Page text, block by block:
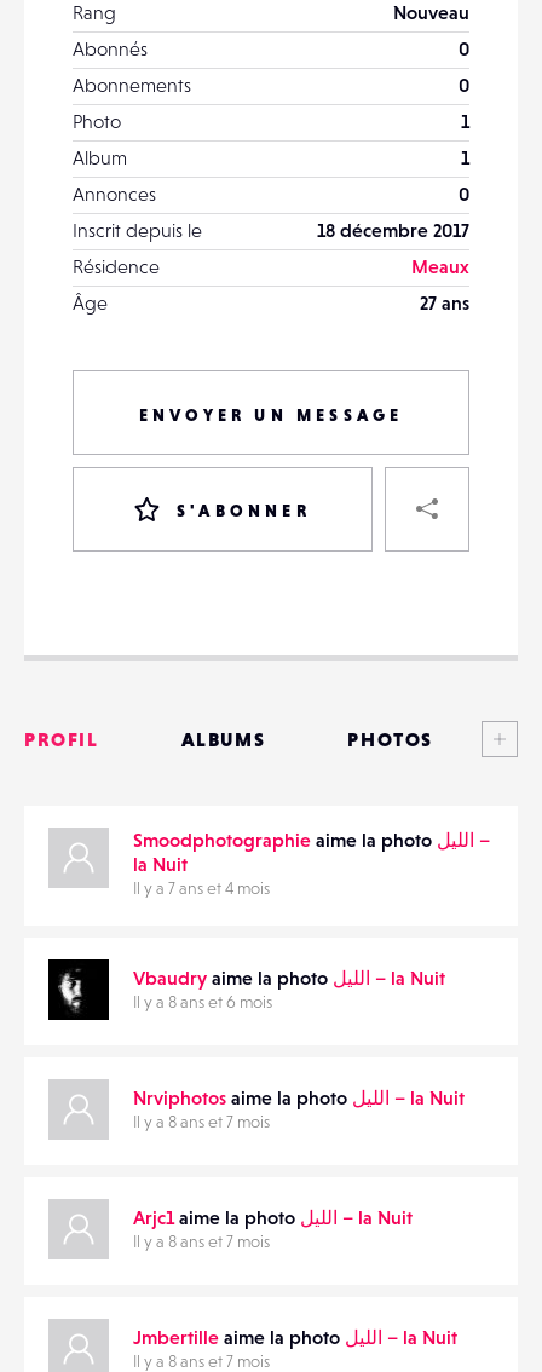
Rang
Nouveau
Abonnés
0
Abonnements
0
Photo
1
Album
1
Annonces
0
Inscrit depuis le
18 décembre 2017
Résidence
Meaux
Âge
27 ans
ENVOYER UN MESSAGE
S'ABONNER
DESTINATAIRE
VOTRE
VOTRE
PROFIL ALBUMS PHOTOS
MATÉRIELS
ÉVÉNEMENTS
Smoodphotographie aime la photo
la Nuit
Il y a 7 ans et 4 mois
Vbaudry aime la photo ‎الليل – la Nuit
Il y a 8 ans et 6 mois
Nrviphotos aime la photo ‎الليل – la Nuit
Il y a 8 ans et 7 mois
Arjc1aime la photo ‎الليل – la Nuit
Il y a 8 ans et 7 mois
Jmbertille aime la photo ‎الليل – la Nuit
Il y a 8 ans et 7 mois